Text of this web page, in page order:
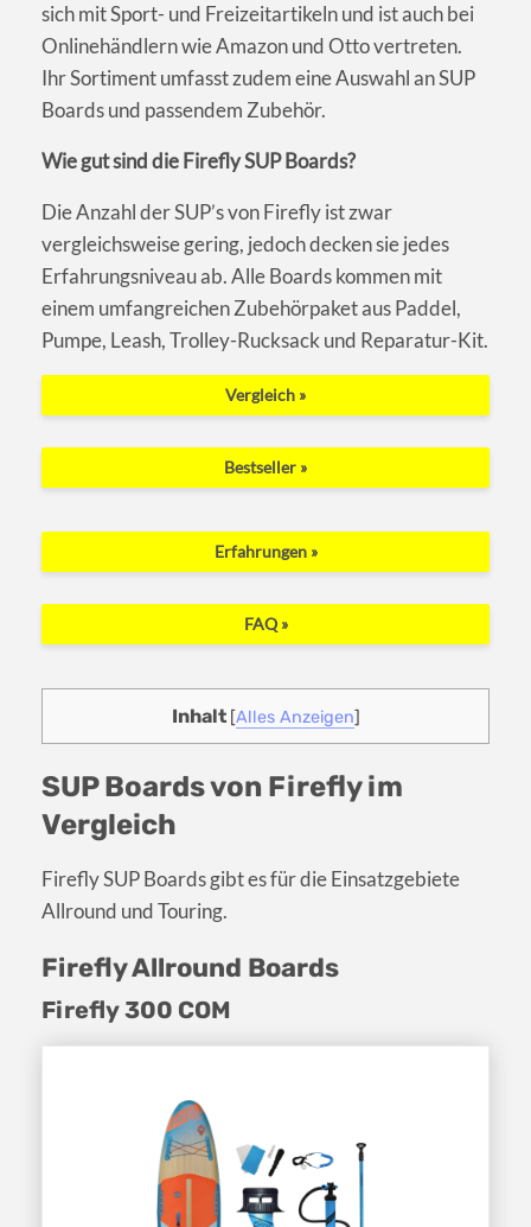
sich mit Sport- und Freizeitartikeln und ist auch bei
Onlinehändlern wie Amazon und Otto vertreten.
Ihr Sortiment umfasst zudem eine Auswahl an SUP
Boards und passendem Zubehör.
Wie gut sind die Firefly SUP Boards?
Die Anzahl der SUP’s von Firefly ist zwar
vergleichsweise gering, jedoch decken sie jedes
Erfahrungsniveau ab. Alle Boards kommen mit
einem umfangreichen Zubehörpaket aus Paddel,
Pumpe, Leash, Trolley-Rucksack und Reparatur-Kit.
Vergleich »
Bestseller »
Erfahrungen »
FAQ »
Inhalt [Alles Anzeigen]
SUP Boards von Firefly im
Vergleich
Firefly SUP Boards gibt es für die Einsatzgebiete
Allround und Touring.
Firefly Allround Boards
Firefly 300 COM